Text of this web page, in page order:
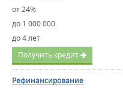
от 24%
до 1 000 000
до 4 лет
Получить кредит
Рефинансирование